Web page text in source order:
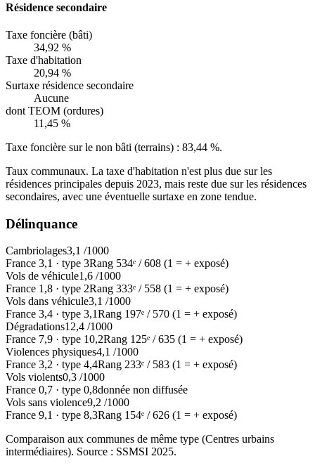
Résidence secondaire
Taxe foncière (bâti)
34,92 %
Taxe d'habitation
20,94 %
Surtaxe résidence secondaire
Aucune
dont TEOM (ordures)
11,45 %
Taxe foncière sur le non bâti (terrains) : 83,44 %.
Taux communaux. La taxe d'habitation n'est plus due sur les
résidences principales depuis 2023, mais reste due sur les résidences
secondaires, avec une éventuelle surtaxe en zone tendue.
Délinquance
Cambriolages3,1 /1000
France 3,1 · type 3Rang 534ᵉ /608 (1 = + exposé)
Vols de véhicule1,6 /1000
France 1,8 · type 2Rang 333ᵉ / 558 (1 = + exposé)
Vols dans véhicule3,1 /1000
France 3,4 · type 3,1Rang 197ᵉ / 570 (1 = + exposé)
Dégradations12,4 /1000
France 7,9 · type 10,2Rang 125ᵉ /635 (1 = + exposé)
Violences physiques4,1 /1000
France 3,2 · type 4,4Rang 233ᵉ / 583 (1 = + exposé)
Vols violents0,3 /1000
France 0,7 · type 0,8donnée non diffusée
Vols sans violence9,2 /1000
France 9,1 · type 8,3Rang 154ᵉ /626 (1 = + exposé)
Comparaison aux communes de même type (Centres urbains
intermédiaires). Source : SSMSI 2025.